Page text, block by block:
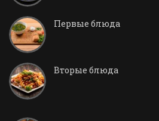
Первые блюда
Вторые блюда